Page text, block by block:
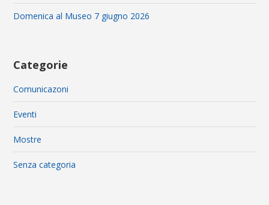
Domenica al Museo 7 giugno 2026
Categorie
Comunicazoni
Eventi
Mostre
Senza categoria